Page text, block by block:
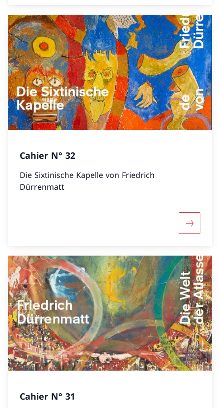
Cahier N° 32
Die Sixtinische Kapelle von Friedrich
Dürrenmatt
Mehr
Cahier N° 31